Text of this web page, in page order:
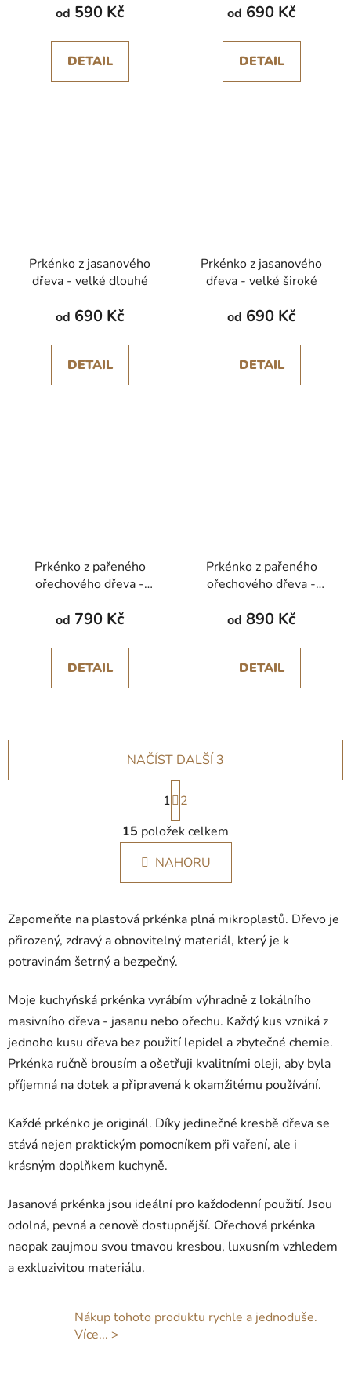
od 590 Kč
DETAIL
cm
od 690 Kč
DETAIL
Prkénko z jasanového
dřeva - velké dlouhé
od 690 Kč
DETAIL
Prkénko z jasanového
dřeva - velké široké
od 690 Kč
DETAIL
Prkénko z pařeného
ořechového dřeva -
od 790 Kč
DETAIL
Prkénko z pařeného
ořechového dřeva -
od 890 Kč
DETAIL
O
v
l
á
d
c
í
p
v
k
y
v
ý
p
i
u
NAČÍST DALŠÍ 3
S
t
r
á
n
k
n
í
1
2
15 položek celkem
NAHORU
Zapomeňte na plastová prkénka plná mikroplastů. Dřevo je
přirozený, zdravý a obnovitelný materiál, který je k
potravinám šetrný a bezpečný.
Moje kuchyňská prkénka vyrábím výhradně z lokálního
masivního dřeva - jasanu nebo ořechu. Každý kus vzniká z
jednoho kusu dřeva bez použití lepidel a zbytečné chemie.
Prkénka ručně brousím a ošetřuji kvalitními oleji, aby byla
příjemná na dotek a připravená k okamžitému používání.
Každé prkénko je originál. Díky jedinečné kresbě dřeva se
stává nejen praktickým pomocníkem při vaření, ale i
krásným doplňkem kuchyně.
Jasanová prkénka jsou ideální pro každodenní použití. Jsou
odolná, pevná a cenově dostupnější. Ořechová prkénka
naopak zaujmou svou tmavou kresbou, luxusním vzhledem
a exkluzivitou materiálu.
Nákup tohoto produktu rychle a jednoduše.
Více... >